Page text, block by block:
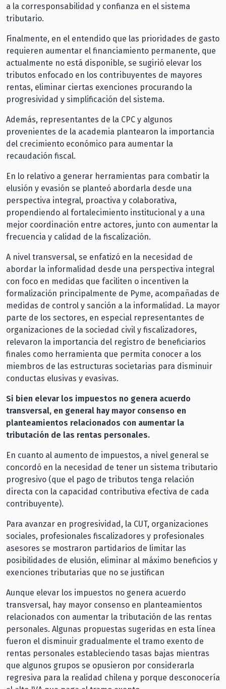
a la corresponsabilidad y confianza en el sistema
tributario.
Finalmente, en el entendido que las prioridades de gasto
requieren aumentar el financiamiento permanente, que
actualmente no está disponible, se sugirió elevar los
tributos enfocado en los contribuyentes de mayores
rentas, eliminar ciertas exenciones procurando la
progresividad y simplificación del sistema.
Además, representantes de la CPC y algunos
provenientes de la academia plantearon la importancia
del crecimiento económico para aumentar la
recaudación fiscal.
En lo relativo a generar herramientas para combatir la
elusión y evasión se planteó abordarla desde una
perspectiva integral, proactiva y colaborativa,
propendiendo al fortalecimiento institucional y a una
mejor coordinación entre actores, junto con aumentar la
frecuencia y calidad de la fiscalización.
A nivel transversal, se enfatizó en la necesidad de
abordar la informalidad desde una perspectiva integral
con foco en medidas que faciliten o incentiven la
formalización principalmente de Pyme, acompañadas de
medidas de control y sanción a la informalidad. La mayor
parte de los sectores, en especial representantes de
organizaciones de la sociedad civil y fiscalizadores,
relevaron la importancia del registro de beneficiarios
finales como herramienta que permita conocer a los
miembros de las estructuras societarias para disminuir
conductas elusivas y evasivas.
Si bien elevar los impuestos no genera acuerdo
transversal, en general hay mayor consenso en
planteamientos relacionados con aumentar la
tributación de las rentas personales.
En cuanto al aumento de impuestos, a nivel general se
concordó en la necesidad de tener un sistema tributario
progresivo (que el pago de tributos tenga relación
directa con la capacidad contributiva efectiva de cada
contribuyente).
Para avanzar en progresividad, la CUT, organizaciones
sociales, profesionales fiscalizadores y profesionales
asesores se mostraron partidarios de limitar las
posibilidades de elusión, eliminar al máximo beneficios y
exenciones tributarias que no se justifican
Aunque elevar los impuestos no genera acuerdo
transversal, hay mayor consenso en planteamientos
relacionados con aumentar la tributación de las rentas
personales. Algunas propuestas sugeridas en esta línea
fueron el disminuir gradualmente el tramo exento de
rentas personales estableciendo tasas bajas mientras
que algunos grupos se opusieron por considerarla
regresiva para la realidad chilena y porque desconocería